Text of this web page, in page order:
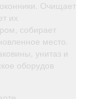
Очищает
их
собирает
место.
унитаз и
оборудов